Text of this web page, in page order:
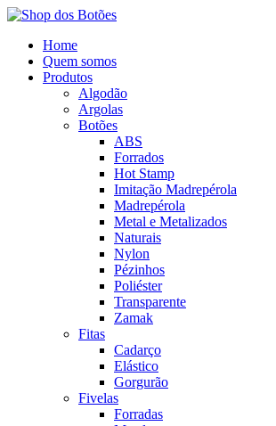
Home
Quem somos
Produtos
Algodão
Argolas
Botões
ABS
Forrados
Hot Stamp
Imitação Madrepérola
Madrepérola
Metal e Metalizados
Naturais
Nylon
Pézinhos
Poliéster
Transparente
Zamak
Fitas
Cadarço
Elástico
Gorgurão
Fivelas
Forradas